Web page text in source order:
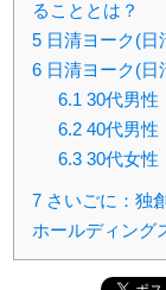
ることとは？
5 日清ヨーク(
6 日清ヨーク(日
6.1 30代男性
6.2 40代男性
6.3 30代女性
7 さいごに：独
ホールディング